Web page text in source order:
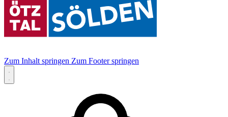
Zum Inhalt springen Zum Footer springen